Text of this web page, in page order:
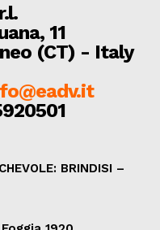
11
(CT) - Italy
BRINDISI –